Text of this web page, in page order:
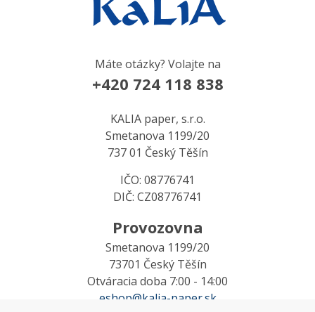
Máte otázky? Volajte na
+420 724 118 838
KALIA paper, s.r.o.
Smetanova 1199/20
737 01 Český Těšín
IČO: 08776741
DIČ: CZ08776741
Provozovna
Smetanova 1199/20
73701 Český Těšín
Otváracia doba 7:00 - 14:00
eshop@kalia-paper.sk